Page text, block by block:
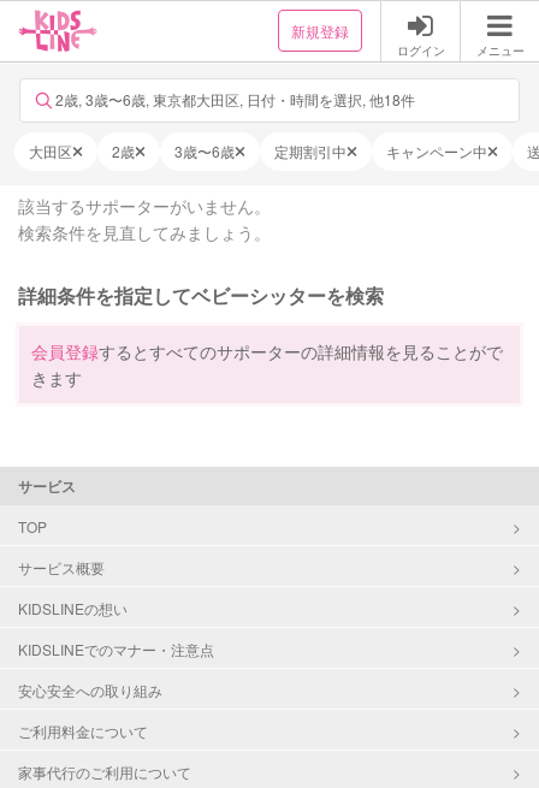
新規登録
ログイン メニュー
2歳, 3歳〜6歳, 東京都大田区, 日付・時間を選択, 他18件
大田区 2歳 3歳〜6歳 定期割引中 キャンペーン中
該当するサポーターがいません。
検索条件を見直してみましょう。
詳細条件を指定してベビーシッターを検索
会員登録するとすべてのサポーターの詳細情報を見ることがで
きます
サービス
TOP
サービス概要
KIDSLINEの想い
KIDSLINEでのマナー・注意点
安心安全への取り組み
ご利用料金について
家事代行のご利用について